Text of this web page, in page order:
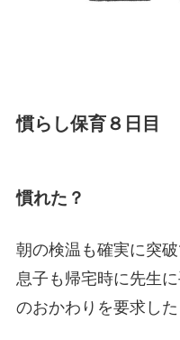
慣らし保育８日目
慣れた？
朝の検温も確実に突
息子も帰宅時に先生
のおかわりを要求し